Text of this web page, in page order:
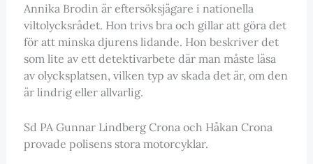
Annika Brodin är eftersöksjägare i nationella
viltolycksrådet. Hon trivs bra och gillar att göra det
för att minska djurens lidande. Hon beskriver det
som lite av ett detektivarbete där man måste läsa
av olycksplatsen, vilken typ av skada det är, om den
är lindrig eller allvarlig.
Sd PA Gunnar Lindberg Crona och Håkan Crona
provade polisens stora motorcyklar.